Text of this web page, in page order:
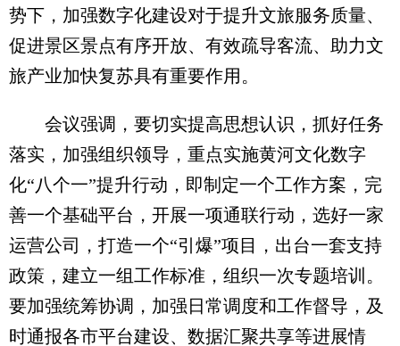
势下，加强数字化建设对于提升文旅服务质量、
促进景区景点有序开放、有效疏导客流、助力文
旅产业加快复苏具有重要作用。
会议强调，要切实提高思想认识，抓好任务
落实，加强组织领导，重点实施黄河文化数字
化“八个一”提升行动，即制定一个工作方案，完
善一个基础平台，开展一项通联行动，选好一家
运营公司，打造一个“引爆”项目，出台一套支持
政策，建立一组工作标准，组织一次专题培训。
要加强统筹协调，加强日常调度和工作督导，及
时通报各市平台建设、数据汇聚共享等进展情